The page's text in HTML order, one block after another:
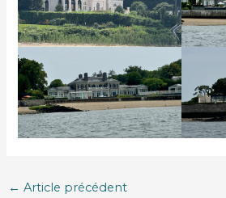
← Article précédent